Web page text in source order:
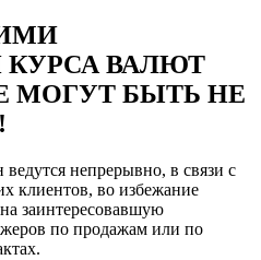
ВАЛЮТ
МОГУТ БЫТЬ НЕ
непрерывно, в связи с
клиентов, во избежание
заинтересовавшую
по продажам или по